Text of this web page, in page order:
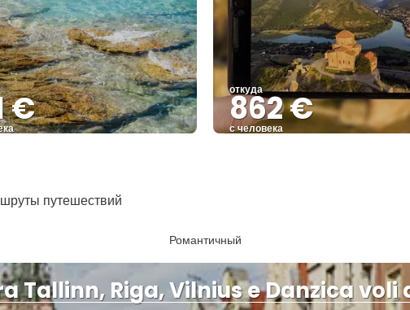
€ откуда
862 €
с человека
путешествий
Романтичный
Tallinn, Riga, Vilnius e Danzica